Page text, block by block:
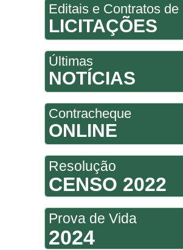
Editais e Contratos de
LICITAÇÕES
Últimas
NOTÍCIAS
Contracheque
ONLINE
Resolução
CENSO 2022
Prova de Vida
2024